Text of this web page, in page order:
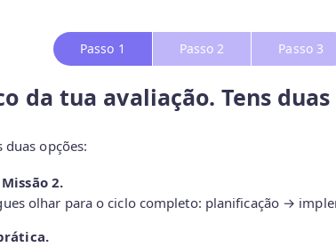
Passo 1 Passo 2 Passo 3
da tua avaliação. Tens
duas opções:
2.
olhar para o ciclo completo: planificação →